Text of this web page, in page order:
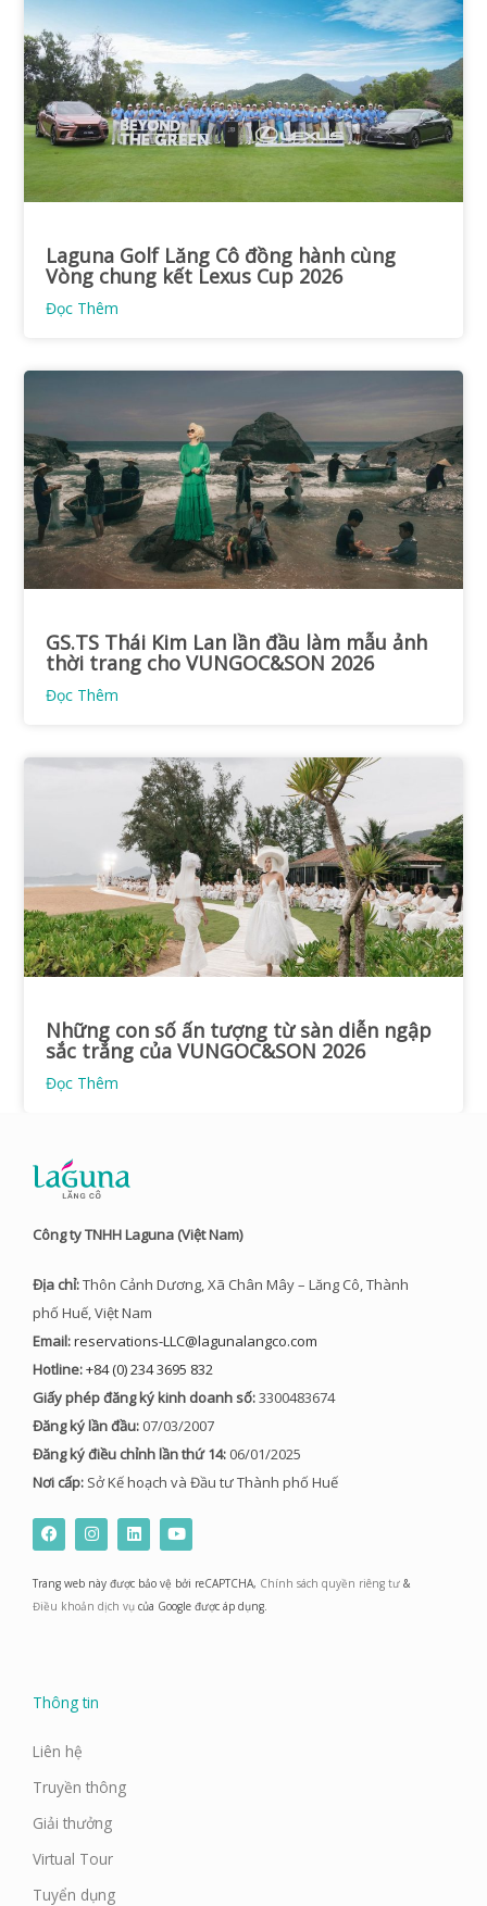
Laguna Golf Lăng Cô đồng hành cùng
Vòng chung kết Lexus Cup 2026
Đọc Thêm
GS.TS Thái Kim Lan lần đầu làm mẫu ảnh
thời trang cho VUNGOC&SON 2026
Đọc Thêm
Những con số ấn tượng từ sàn diễn ngập
sắc trắng của VUNGOC&SON 2026
Đọc Thêm
Công ty TNHH Laguna (Việt Nam)
Địa chỉ:Thôn Cảnh Dương, Xã Chân Mây – Lăng Cô, Thành
phố Huế, Việt Nam
Email:reservations-LLC@lagunalangco.com
Hotline:+84 (0) 234 3695 832
Giấy phép đăng ký kinh doanh số:3300483674
Đăng ký lần đầu: 07/03/2007
Đăng ký điều chỉnh lần thứ 14: 06/01/2025
Nơi cấp: Sở Kế hoạch và Đầu tư Thành phố Huế
F
a
c
b
o
I
n
s
a
g
L
i
n
e
d
Y
o
u
u
b
Trang web này được bảo vệ bởi reCAPTCHA, Chính sách quyền riêng tư &
Điều khoản dịch vụ của Google được áp dụng.
Thông tin
Liên hệ
Truyền thông
Giải thưởng
Virtual Tour
Tuyển dụng